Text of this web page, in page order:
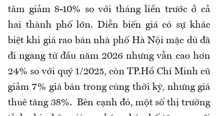
tâm giảm 8-10% so với tháng liền trước ở cả
hai thành phố lớn. Diễn biến giá có sự khác
biệt khi giá rao bán nhà phố Hà Nội mặc dù đã
đi ngang từ đầu năm 2026 nhưng vẫn cao hơn
24% so với quý 1/2025, còn TP.Hồ Chí Minh cũ
giảm 7% giá bán trong cùng thời kỳ, nhưng giá
thuê tăng 38%. Bên cạnh đó, một số thị trường